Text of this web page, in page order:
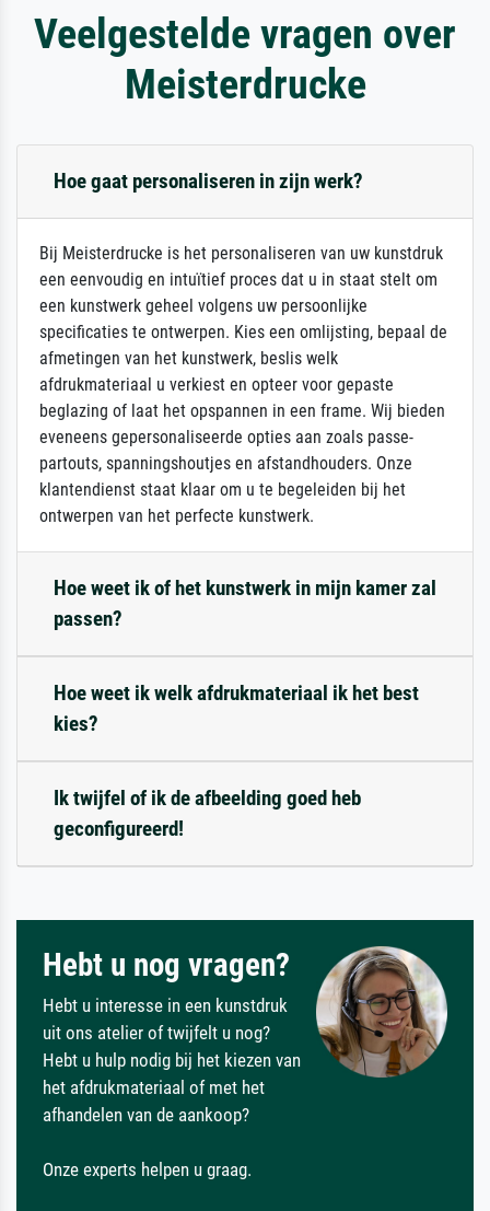
Veelgestelde vragen over
Meisterdrucke
Hoe gaat personaliseren in zijn werk?
Bij Meisterdrucke is het personaliseren van uw kunstdruk
een eenvoudig en intuïtief proces dat u in staat stelt om
een kunstwerk geheel volgens uw persoonlijke
specificaties te ontwerpen. Kies een omlijsting, bepaal de
afmetingen van het kunstwerk, beslis welk
afdrukmateriaal u verkiest en opteer voor gepaste
beglazing of laat het opspannen in een frame. Wij bieden
eveneens gepersonaliseerde opties aan zoals passe-
partouts, spanningshoutjes en afstandhouders. Onze
klantendienst staat klaar om u te begeleiden bij het
ontwerpen van het perfecte kunstwerk.
Hoe weet ik of het kunstwerk in mijn kamer zal
passen?
Hoe weet ik welk afdrukmateriaal ik het best
kies?
Ik twijfel of ik de afbeelding goed heb
geconfigureerd!
Hebt u nog vragen?
Hebt u interesse in een kunstdruk
uit ons atelier of twijfelt u nog?
Hebt u hulp nodig bij het kiezen van
het afdrukmateriaal of met het
afhandelen van de aankoop?
Onze experts helpen u graag.